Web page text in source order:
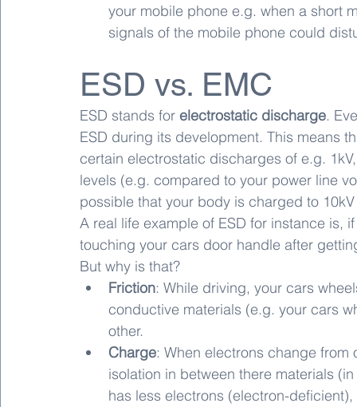
your mobile phone e.g. when a short
signals of the mobile phone could
ESD vs. EMC
ESD stands for electrostatic discharge.
ESD during its development. This means
certain electrostatic discharges of e.g.
levels (e.g. compared to your power line
possible that your body is charged to
A real life example of ESD for instance is,
touching your cars door handle after
But why is that?
Friction: While driving, your cars
conductive materials (e.g. your cars
other.
Charge: When electrons change
isolation in between there materials
has less electrons (electron-